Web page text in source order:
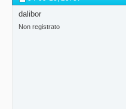
dalibor
Non registrato